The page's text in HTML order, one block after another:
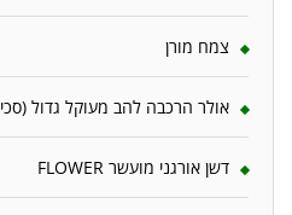
צמח מורן
אולר הרכבה להב מעוקל גדול
דשן אורגני מועשר FLOWER